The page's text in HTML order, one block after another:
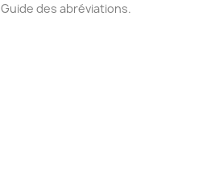
Guide des abréviations.